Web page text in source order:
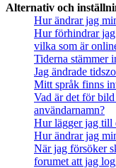
Alternativ och
Hur ändrar jag
Hur förhindrar
vilka som är
Tiderna stämmer
Jag ändrade
Mitt språk finns
Vad är det för
användarnamn?
Hur lägger jag till
Hur ändrar jag
När jag försöker
forumet att jag